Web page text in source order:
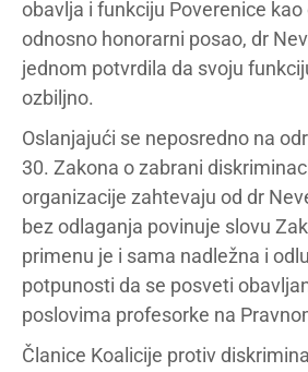
obavlja i funkciju Poverenice kao
odnosno honorarni posao, dr
jednom potvrdila da svoju
ozbiljno.
Oslanjajući se neposredno na
30. Zakona o zabrani
organizacije zahtevaju od dr
bez odlaganja povinuje slovu
primenu je i sama nadležna i
potpunosti da se posveti
poslovima profesorke na
Članice Koalicije protiv